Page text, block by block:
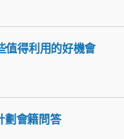
值得利用的好機會
劃會籍問答